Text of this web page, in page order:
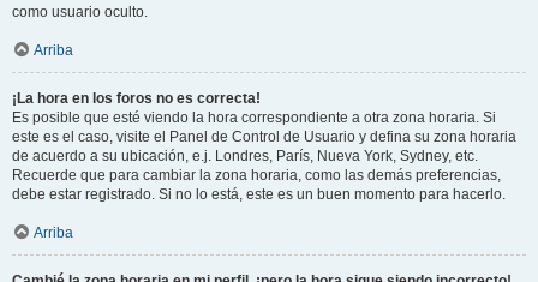
como usuario oculto.
Arriba
¡La hora en los foros no es correcta!
Es posible que esté viendo la hora correspondiente a otra zona horaria. Si
este es el caso, visite el Panel de Control de Usuario y defina su zona horaria
de acuerdo a su ubicación, e.j. Londres, París, Nueva York, Sydney, etc.
Recuerde que para cambiar la zona horaria, como las demás preferencias,
debe estar registrado. Si no lo está, este es un buen momento para hacerlo.
Arriba